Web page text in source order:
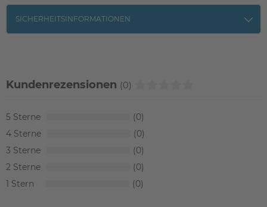
SICHERHEITSINFORMATIONEN
Kundenrezensionen (0)
5
0
4
0
3
0
2
0
1
0